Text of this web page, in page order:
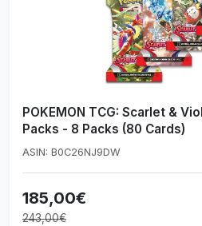
POKEMON TCG: Scarlet &
Packs - 8 Packs (80 Cards)
ASIN: B0C26NJ9DW
185,00€
243,00€